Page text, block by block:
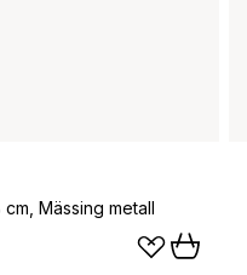
Mässing metall